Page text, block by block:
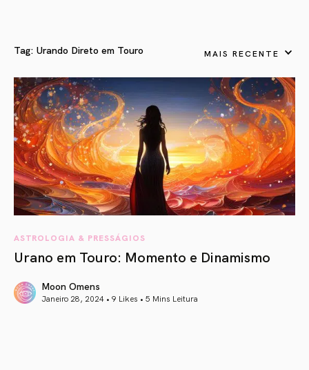
Tag: Urando Direto em Touro MAIS RECENTE
ASTROLOGIA & PRESSÁGIOS
Urano em Touro: Momento e Dinamismo
Moon Omens
Janeiro 28, 2024 • 9 Likes • 5 Mins Leitura